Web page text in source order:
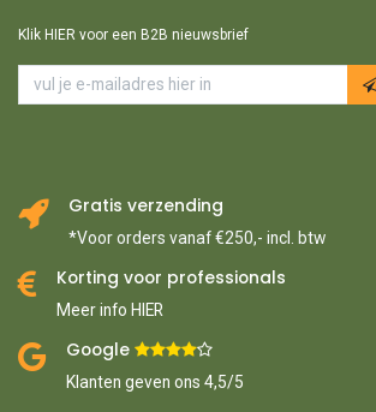
Klik HIER voor een B2B nieuwsbrief
Gratis verzending
*Voor orders vanaf €250,- incl. btw
Korting voor professionals
Meer info HIER
Google ​
Klanten geven ons 4,5/5